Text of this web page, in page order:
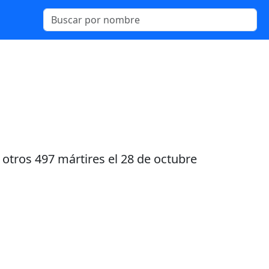
497 mártires el 28 de octubre